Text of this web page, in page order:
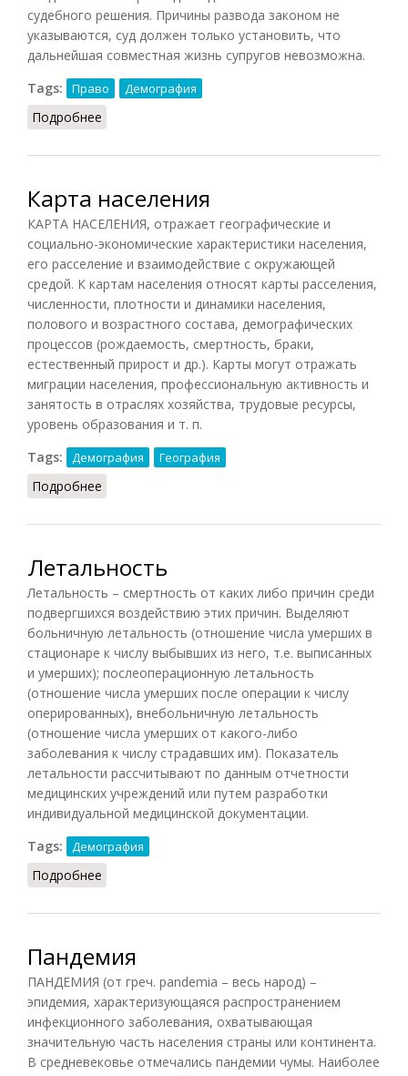
судебного решения. Причины развода законом не
указываются, суд должен только установить, что
дальнейшая совместная жизнь супругов невозможна.
Tags:
Право Демография
Подробнее
Карта населения
КАРТА НАСЕЛЕНИЯ, отражает географические и
социально-экономические характеристики населения,
его расселение и взаимодействие с окружающей
средой. К картам населения относят карты расселения,
численности, плотности и динамики населения,
полового и возрастного состава, демографических
процессов (рождаемость, смертность, браки,
естественный прирост и др.). Карты могут отражать
миграции населения, профессиональную активность и
занятость в отраслях хозяйства, трудовые ресурсы,
уровень образования и т. п.
Tags:
Демография География
Подробнее
Летальность
Летальность – смертность от каких либо причин среди
подвергшихся воздействию этих причин. Выделяют
больничную летальность (отношение числа умерших в
стационаре к числу выбывших из него, т.е. выписанных
и умерших); послеоперационную летальность
(отношение числа умерших после операции к числу
оперированных), внебольничную летальность
(отношение числа умерших от какого-либо
заболевания к числу страдавших им). Показатель
летальности рассчитывают по данным отчетности
медицинских учреждений или путем разработки
индивидуальной медицинской документации.
Tags:
Демография
Подробнее
Пандемия
ПАНДЕМИЯ (от греч. pandemia – весь народ) –
эпидемия, характеризующаяся распространением
инфекционного заболевания, охватывающая
значительную часть населения страны или континента.
В средневековье отмечались пандемии чумы. Наиболее